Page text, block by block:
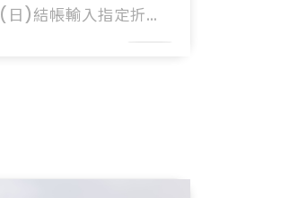
)結帳輸入指定折扣